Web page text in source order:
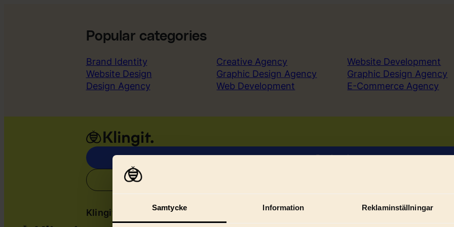
Samtycke Information Reklaminställningar
Popular categories
Brand Identity
Website Design
Design Agency
Creative Agency
Graphic Design Agency
Web Development
Website Development
Graphic Design Agency
E-Commerce Agency
Book a demo
Klingit